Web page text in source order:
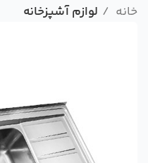
خانه لوازم آشپزخانه